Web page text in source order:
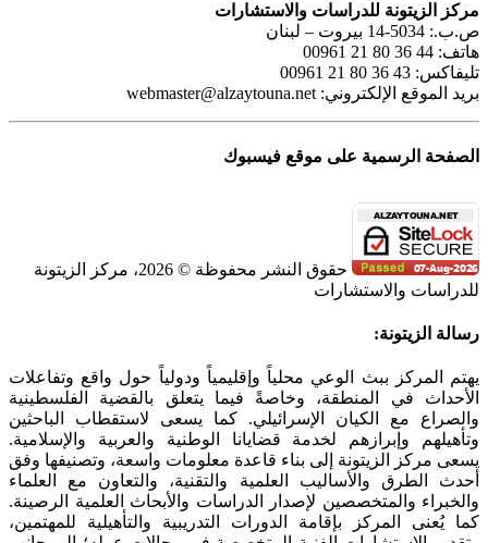
مركز الزيتونة للدراسات والاستشارات
ص.ب.: 5034-14 بيروت – لبنان
هاتف: 44 36 80 21 00961
تليفاكس: 43 36 80 21 00961
بريد الموقع الإلكتروني: webmaster@alzaytouna.net
الصفحة الرسمية على موقع فيسبوك
حقوق النشر محفوظة © 2026، مركز الزيتونة
للدراسات والاستشارات
Toggle
Bar
Area
رسالة الزيتونة:
يهتم المركز ببث الوعي محلياً وإقليمياً ودولياً حول واقع وتفاعلات
الأحداث في المنطقة، وخاصةً فيما يتعلق بالقضية الفلسطينية
والصراع مع الكيان الإسرائيلي. كما يسعى لاستقطاب الباحثين
وتأهيلهم وإبرازهم لخدمة قضايانا الوطنية والعربية والإسلامية.
يسعى مركز الزيتونة إلى بناء قاعدة معلومات واسعة، وتصنيفها وفق
أحدث الطرق والأساليب العلمية والتقنية، والتعاون مع العلماء
والخبراء والمتخصصين لإصدار الدراسات والأبحاث العلمية الرصينة.
كما يُعنى المركز بإقامة الدورات التدريبية والتأهيلية للمهتمين،